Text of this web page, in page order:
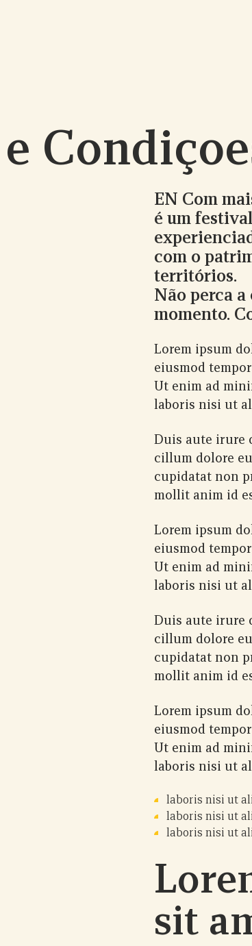
EN Com
é um
com o
territórios.
Não perca
momento.
Lorem ipsum
eiusmod
Ut enim ad
laboris nisi ut
Duis aute irure
cillum dolore
cupidatat non
mollit anim id
Lorem ipsum
eiusmod
Ut enim ad
laboris nisi ut
Duis aute irure
cillum dolore
cupidatat non
mollit anim id
Lorem ipsum
eiusmod
Ut enim ad
laboris nisi ut
laboris nisi ut
laboris nisi ut
laboris nisi ut
sit